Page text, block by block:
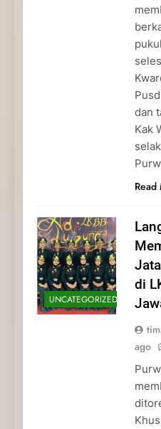
dan
Kak
Read
UNCATEGORIZED
di
ago